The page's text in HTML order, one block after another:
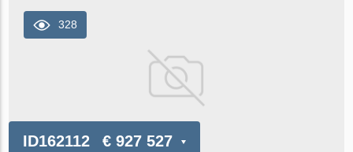
328
ID162112 € 927 527